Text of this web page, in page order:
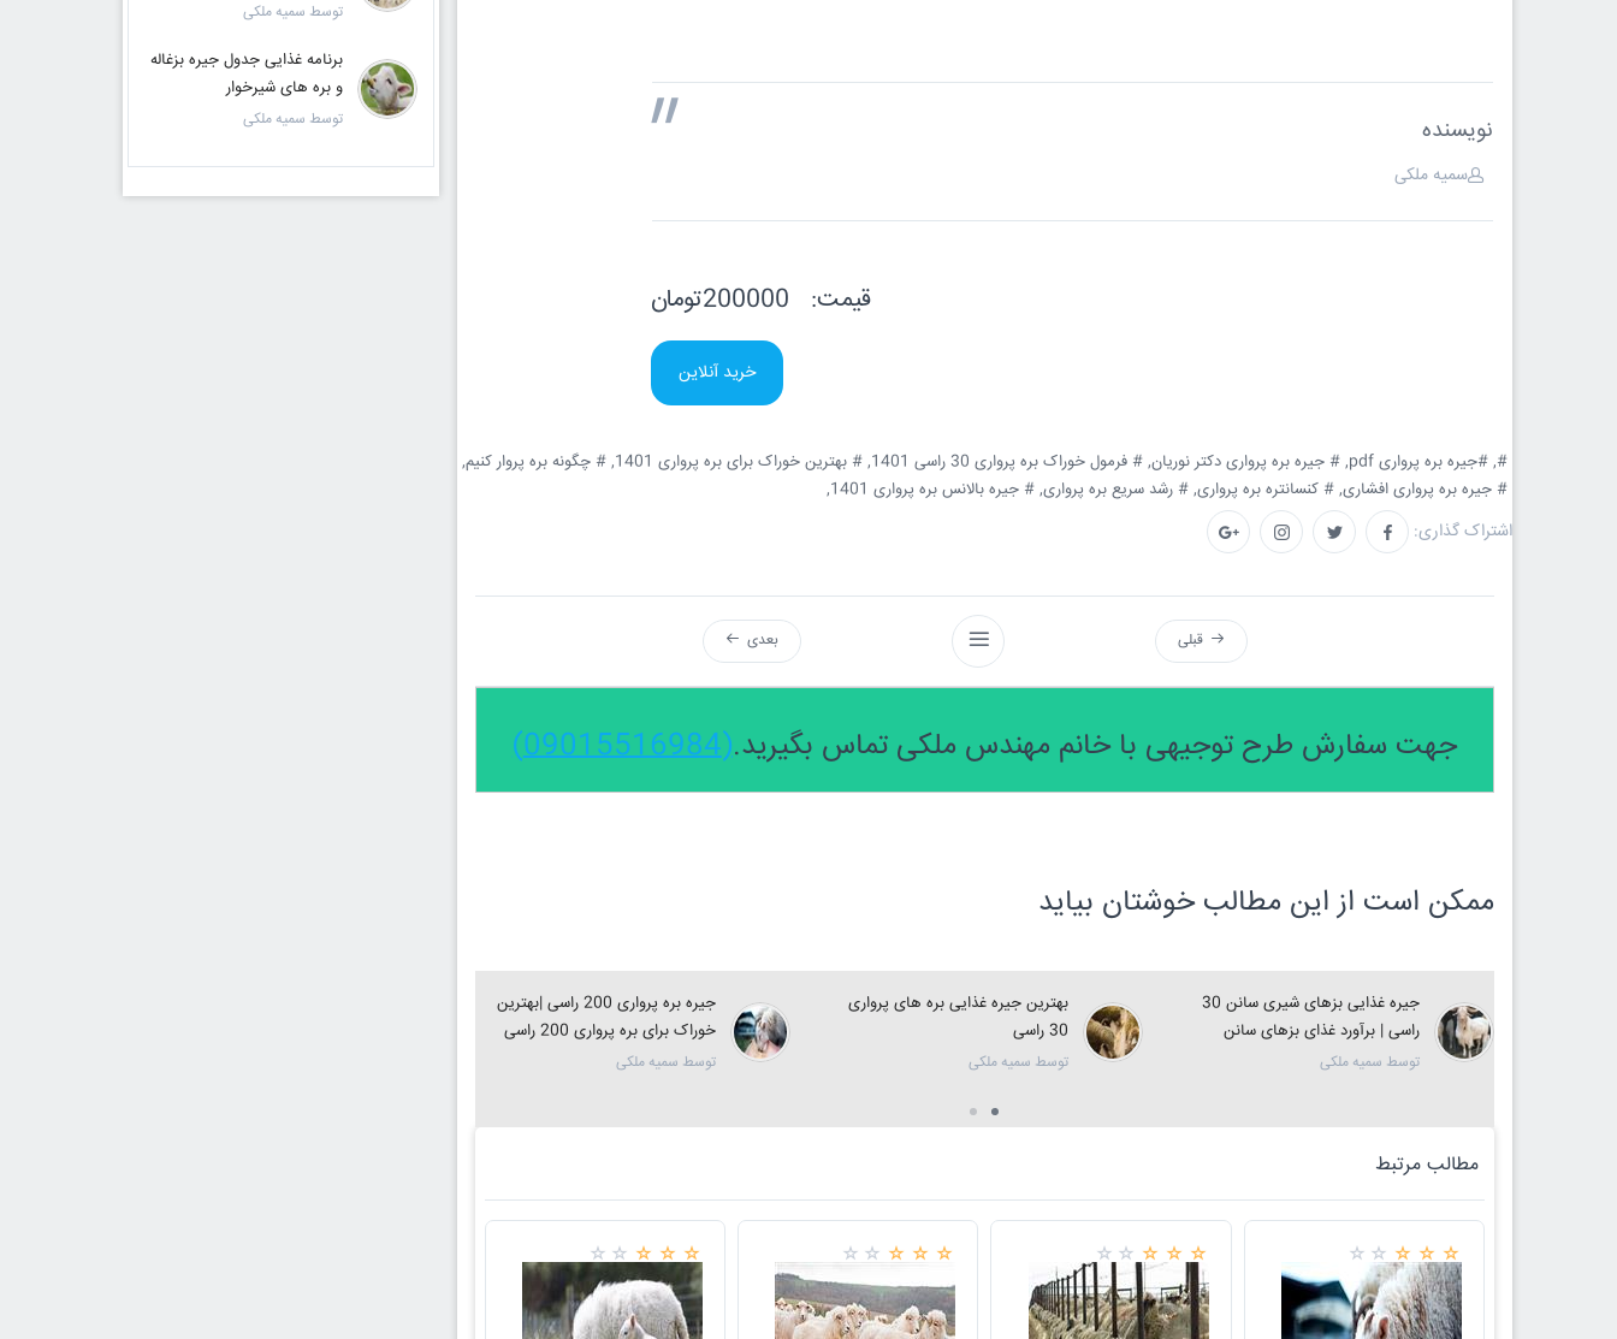
نویسنده
سمیه ملکی
قیمت:
خرید آنلاین
#, #جیره بره پرواری pdf, # جیره بره پرواری دکتر نوریان, # فرمول خوراک بره پرواری 30 راسی 1401, # بهترین خوراک برای بره پرواری 1401,
# چگونه بره پروار کنیم,
# جیره بره پرواری افشاری, # کنسانتره بره پرواری, # رشد سریع بره پرواری, # جیره بالانس بره پرواری 1401,
اشتراک گذاری:
قبلی بعدی
جهت سفارش طرح توجیهی با خانم مهندس ملکی تماس بگیرید.(09015516984)
ممکن است از این مطالب خوشتان بیاید
جیره بره پرواری 200 راسی |بهترین
خوراک برای بره پرواری 200 راسی
توسط سمیه ملکی
بهترین جیره غذایی بره های پرواری
30 راسی
توسط سمیه ملکی
جیره غذایی بزهای شیری سانن 30
راسی | برآورد غذای بزهای سانن
توسط سمیه ملکی
مطالب مرتبط
توسط سمیه ملکی
برنامه غذایی جدول جیره بزغاله
و بره های شیرخوار
توسط سمیه ملکی